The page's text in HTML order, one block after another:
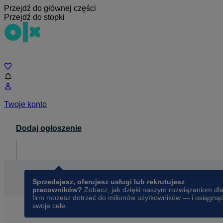
Przejdź do głównej części
Przejdź do stopki
Twoje konto
Dodaj ogłoszenie
Sprzedajesz, oferujesz usługi lub rekrutujesz
pracowników? Zobacz, jak dzięki naszym rozwiązaniom dla
firm możesz dotrzeć do milionów użytkowników — i osiągnąć
swoje cele.